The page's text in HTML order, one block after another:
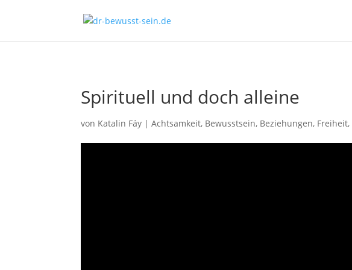
Spirituell und doch alleine
von Katalin Fáy |Achtsamkeit, Bewusstsein, Beziehungen, Freiheit,